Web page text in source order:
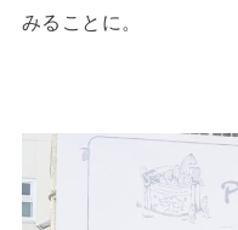
みることに。